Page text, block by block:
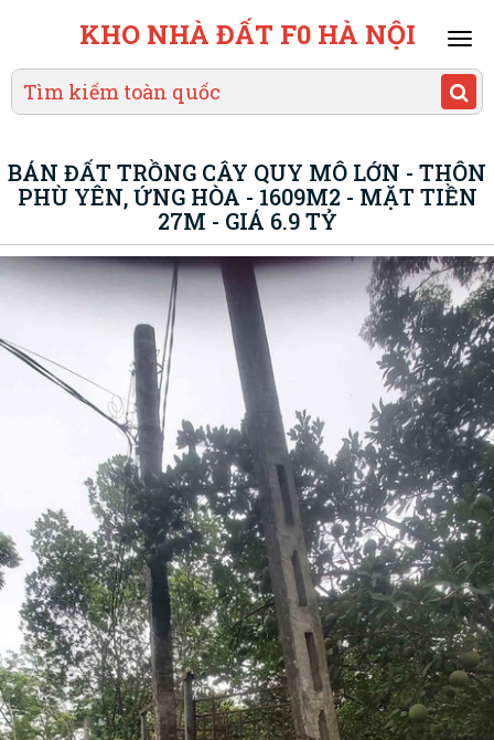
KHO NHÀ ĐẤT F0 HÀ NỘI
BÁN ĐẤT TRỒNG CÂY QUY MÔ LỚN - THÔN
PHÙ YÊN, ỨNG HÒA - 1609M2 - MẶT TIỀN
27M - GIÁ 6.9 TỶ